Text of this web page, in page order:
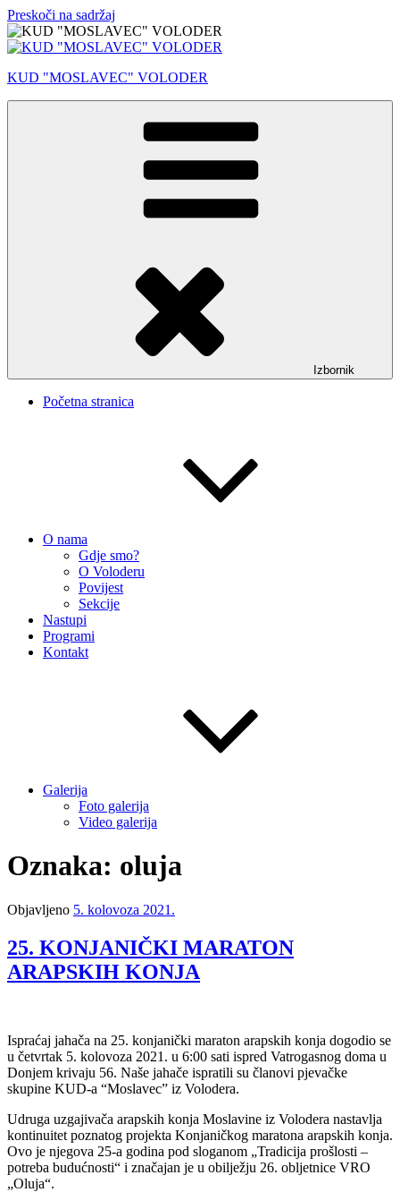
Preskoči na sadržaj
KUD "MOSLAVEC" VOLODER
Izbornik
Početna stranica
O nama
Gdje smo?
O Voloderu
Povijest
Sekcije
Nastupi
Programi
Kontakt
Galerija
Foto galerija
Video galerija
Oznaka: oluja
Objavljeno 5. kolovoza 2021.
25. KONJANIČKI MARATON
ARAPSKIH KONJA
Ispraćaj jahača na 25. konjanički maraton arapskih konja dogodio se
u četvrtak 5. kolovoza 2021. u 6:00 sati ispred Vatrogasnog doma u
Donjem krivaju 56. Naše jahače ispratili su članovi pjevačke
skupine KUD-a “Moslavec” iz Volodera.
Udruga uzgajivača arapskih konja Moslavine iz Volodera nastavlja
kontinuitet poznatog projekta Konjaničkog maratona arapskih konja.
Ovo je njegova 25-a godina pod sloganom „Tradicija prošlosti –
potreba budućnosti“ i značajan je u obilježju 26. obljetnice VRO
„Oluja“.